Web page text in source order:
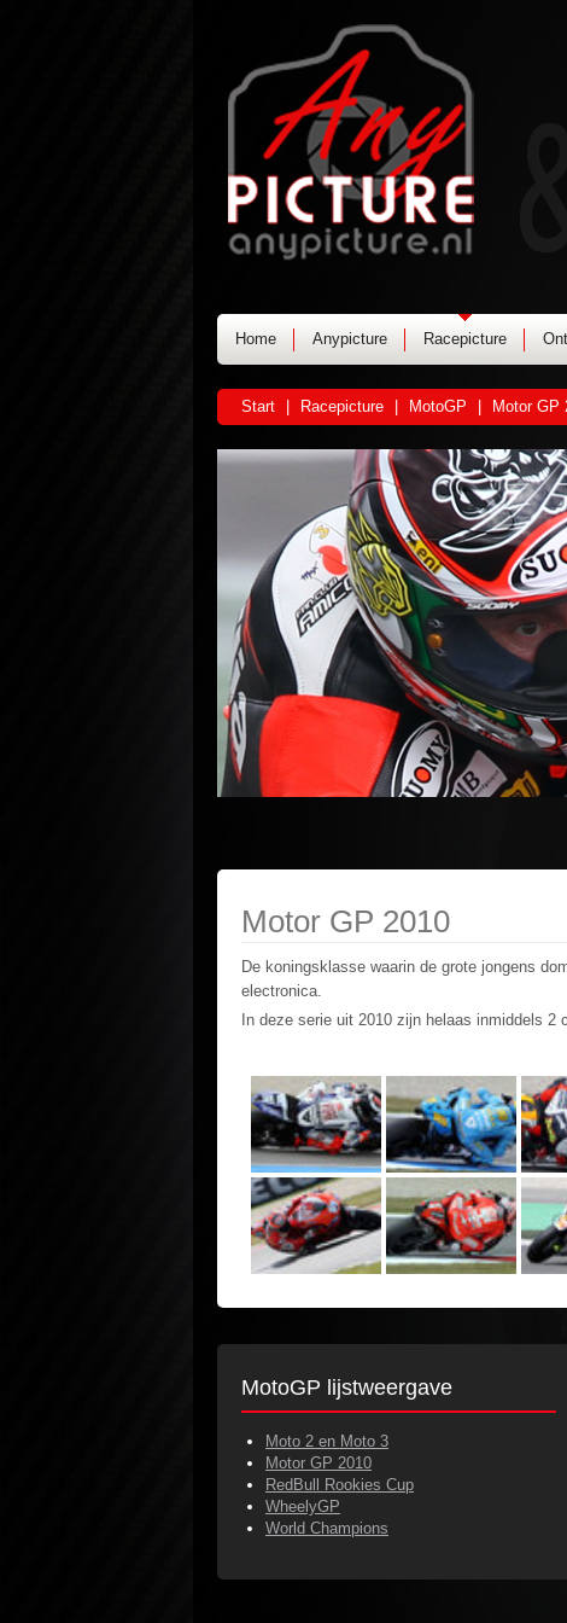
Home Anypicture Racepicture
Start Racepicture MotoGP Motor GP
Motor GP 2010
De koningsklasse waarin de grote jongens
electronica.
In deze serie uit 2010 zijn helaas inmiddels
MotoGP lijstweergave
Moto 2 en Moto 3
Motor GP 2010
RedBull Rookies Cup
WheelyGP
World Champions